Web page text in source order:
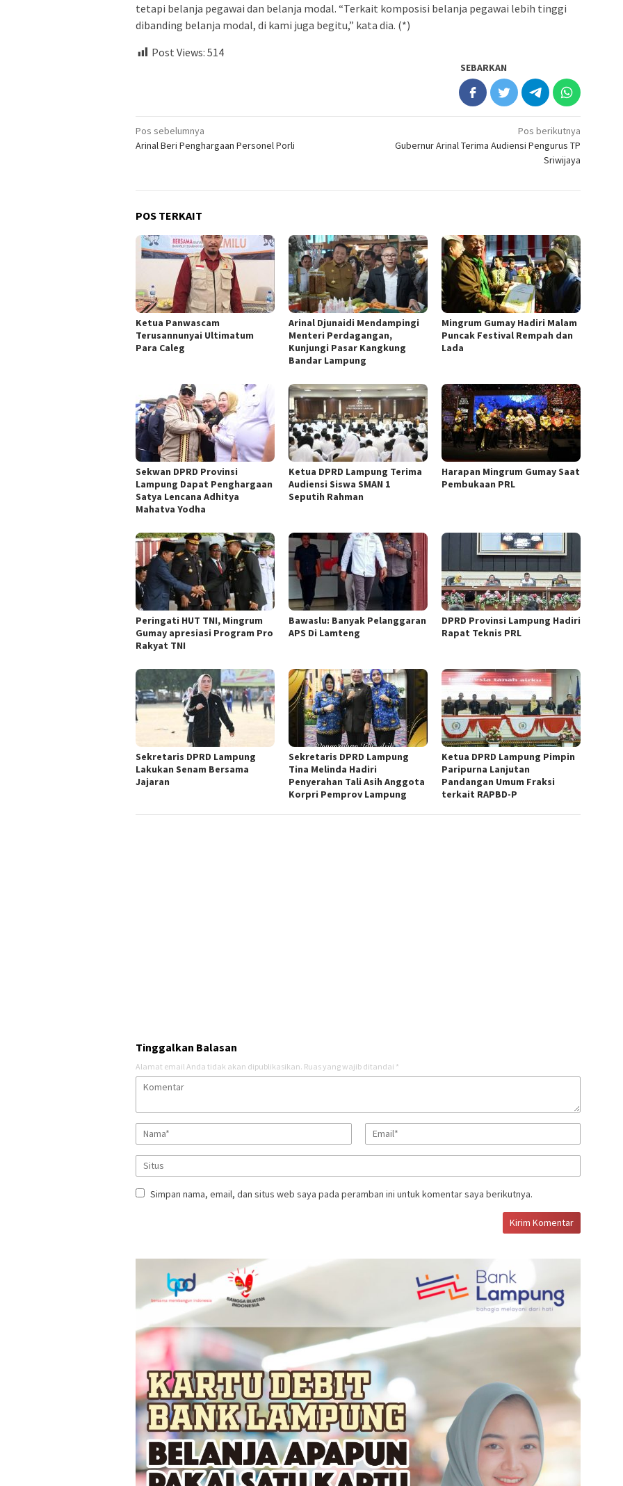
tetapi belanja pegawai dan belanja modal. “Terkait komposisi belanja pegawai lebih tinggi
dibanding belanja modal, di kami juga begitu,” kata dia. (*)
Post Views: 514
SEBARKAN
Navigasi
pos
Pos sebelumnya
Arinal Beri Penghargaan Personel Porli
Pos berikutnya
Gubernur Arinal Terima Audiensi Pengurus TP
Sriwijaya
POS TERKAIT
Ketua Panwascam
Terusannunyai Ultimatum
Para Caleg
Arinal Djunaidi Mendampingi
Menteri Perdagangan,
Kunjungi Pasar Kangkung
Bandar Lampung
Mingrum Gumay Hadiri Malam
Puncak Festival Rempah dan
Lada
Sekwan DPRD Provinsi
Lampung Dapat Penghargaan
Satya Lencana Adhitya
Mahatva Yodha
Ketua DPRD Lampung Terima
Audiensi Siswa SMAN 1
Seputih Rahman
Harapan Mingrum Gumay Saat
Pembukaan PRL
Peringati HUT TNI, Mingrum
Gumay apresiasi Program Pro
Rakyat TNI
Bawaslu: Banyak Pelanggaran
APS Di Lamteng
DPRD Provinsi Lampung Hadiri
Rapat Teknis PRL
Sekretaris DPRD Lampung
Lakukan Senam Bersama
Jajaran
Sekretaris DPRD Lampung
Tina Melinda Hadiri
Penyerahan Tali Asih Anggota
Korpri Pemprov Lampung
Ketua DPRD Lampung Pimpin
Paripurna Lanjutan
Pandangan Umum Fraksi
terkait RAPBD-P
Tinggalkan Balasan
Alamat email Anda tidak akan dipublikasikan. Ruas yang wajib ditandai *
Simpan nama, email, dan situs web saya pada peramban ini untuk komentar saya berikutnya.